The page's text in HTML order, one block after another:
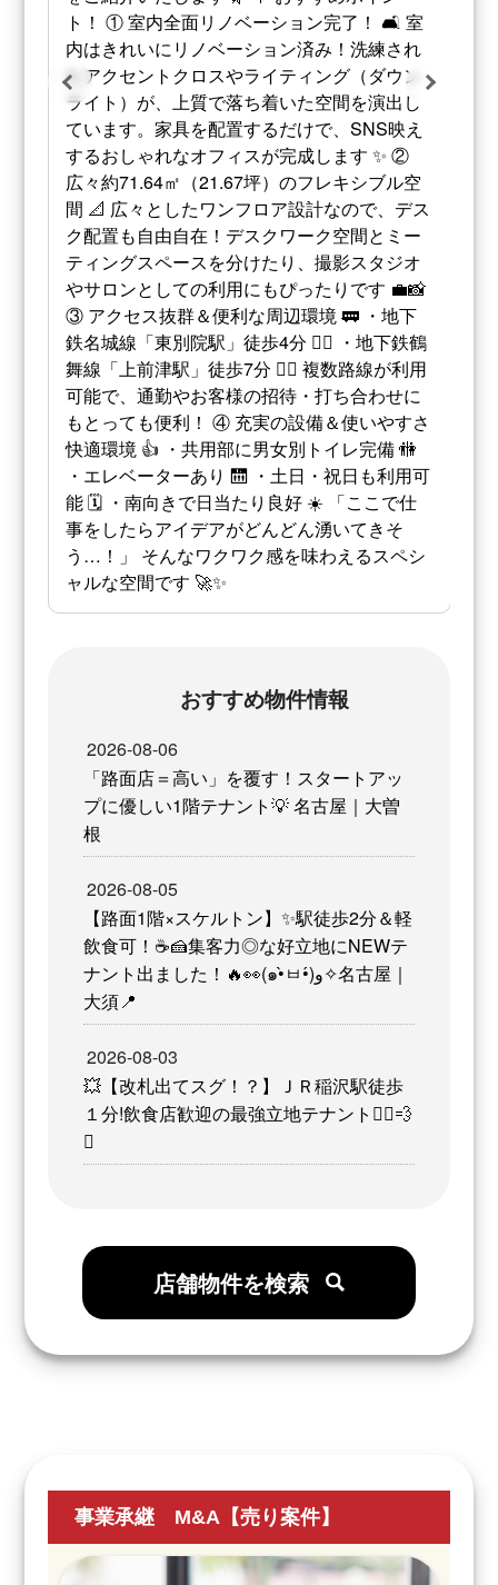
ではの視認性！お客様を呼び込みやすい好立
地です🚗💨 賃料69,300円（共益費3,300円）
とお手頃な価格設定で、新しいチャレンジを
応援します応援します💪 「こんな空間で働い
てみたい！」「お店をオープンしたい！」 気
になった方は、ぜひお気軽にお問い合わせ・
内見のご予約をお待ちしております📩✨
おすすめ物件情報
2026-08-06
「路面店＝高い」を覆す！スタートアッ
プに優しい1階テナント💡 名古屋｜大曽
根
2026-08-05
【路面1階×スケルトン】✨駅徒歩2分＆軽
飲食可！☕️🍰集客力◎な好立地にNEWテ
ナント出ました！🔥👀(⁠๑⁠•̀⁠ㅂ⁠•́⁠)⁠و✧名古屋｜
大須📍
2026-08-03
💥【改札出てスグ！？】ＪＲ稲沢駅徒歩
１分!飲食店歓迎の最強立地テナント🏃‍♂️💨
✨
店舗物件を検索
事業承継 M&A【売り案件】